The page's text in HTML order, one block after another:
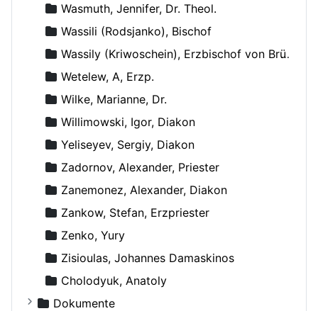
Wasmuth, Jennifer, Dr. Theol.
Wassili (Rodsjanko), Bischof
Wassily (Kriwoschein), Erzbischof von Brüssel
Wetelew, A, Erzp.
Wilke, Marianne, Dr.
Willimowski, Igor, Diakon
Yeliseyev, Sergiy, Diakon
Zadornov, Alexander, Priester
Zanemonez, Alexander, Diakon
Zankow, Stefan, Erzpriester
Zenko, Yury
Zisioulas, Johannes Damaskinos
Сholodyuk, Anatoly
Dokumente